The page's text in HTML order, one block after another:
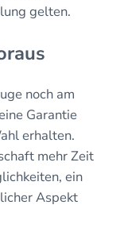
gelten.
noch am
Garantie
erhalten.
mehr Zeit
ein
Aspekt